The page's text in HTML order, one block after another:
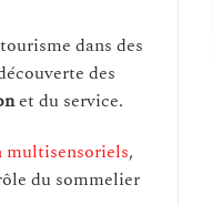
dans des
des
et du service.
multisensoriels,
du sommelier